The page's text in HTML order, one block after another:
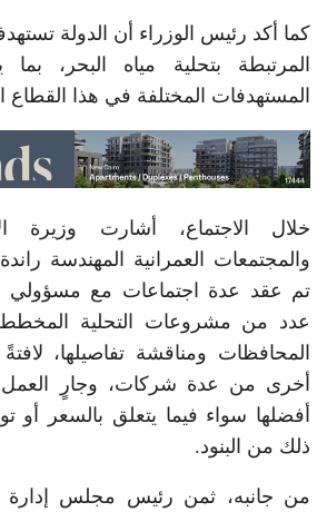
كما أكد رئيس الوزراء أن الدولة
المرتبطة بتحلية مياه البحر،
المستهدفات المختلفة في هذا القطاع
خلال الاجتماع، أشارت وزيرة
والمجتمعات العمرانية المهندسة
تم عقد عدة اجتماعات مع مسؤولي
عدد من مشروعات التحلية
المحافظات ومناقشة تفاصيلها،
أخرى من عدة شركات، وجارٍ
أفضلها سواء فيما يتعلق بالسعر أو
ذلك من البنود.
من جانبه، ثمن رئيس مجلس إدارة